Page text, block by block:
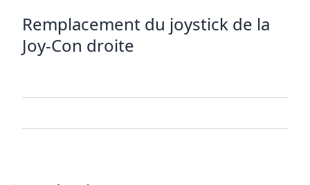
Remplacement du joystick de la
Joy-Con droite